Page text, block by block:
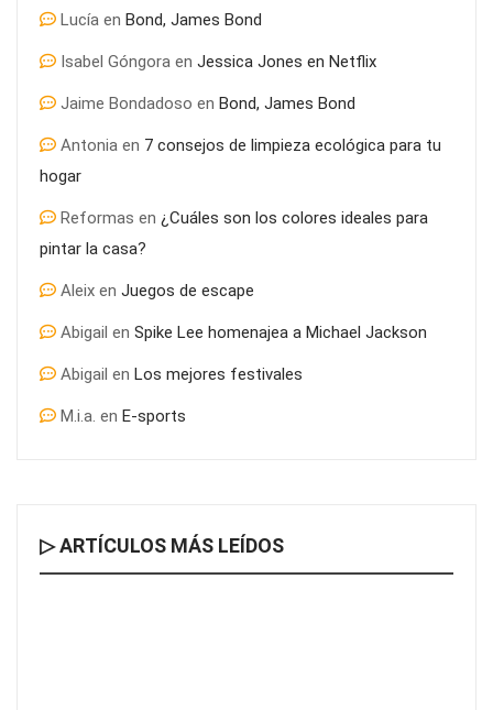
¿Por qué es tan determinante el asesoramiento inmobiliario
Lucía en Bond, James Bond
Isabel Góngora en Jessica Jones en Netflix
Jaime Bondadoso en Bond, James Bond
Antonia en 7 consejos de limpieza ecológica para tu
hogar
Reformas en ¿Cuáles son los colores ideales para
pintar la casa?
Aleix en Juegos de escape
Abigail en Spike Lee homenajea a Michael Jackson
Abigail en Los mejores festivales
M.i.a. en E-sports
▷ ARTÍCULOS MÁS LEÍDOS